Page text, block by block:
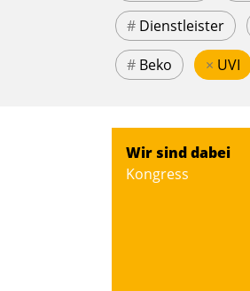
# Dienstleister
# Beko × UVI
Wir sind dabei
Kongress